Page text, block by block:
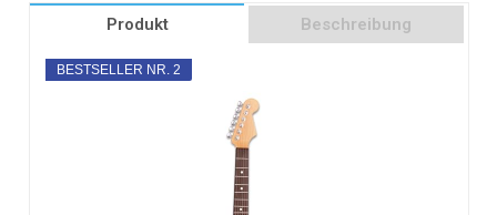
Produkt Beschreibung
BESTSELLER NR. 2